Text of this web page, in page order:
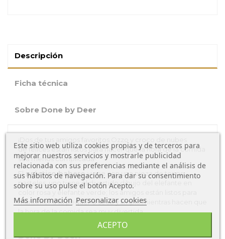
Descripción
Ficha técnica
Sobre Done by Deer
de felices están listos para hacer que la hora de la comida
sea menos complicada!.
Elpráctico baberoviene con una pieza de tonos
pasteles, uno tiene el divertido dibujo del elefante en
color rosa y elefante verde; los amigos están listos para
mantener a tu pequeño seco y limpio mientras hacen que
la hora de la comida sea muy divertida.
Ventajas de los Baberos con Velcro de
Done By Deer:
Este sitio web utiliza cookies propias y de terceros para
mejorar nuestros servicios y mostrarle publicidad
relacionada con sus preferencias mediante el análisis de
sus hábitos de navegación. Para dar su consentimiento
sobre su uso pulse el botón Acepto.
Más información Personalizar cookies
ACEPTO